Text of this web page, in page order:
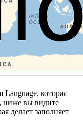
которая
ниже вы видите
делает заполняет